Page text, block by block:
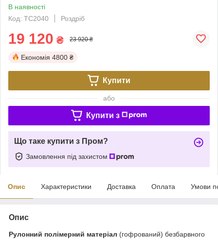
В наявності
Код: TC2040
Роздріб
19 120 ₴ 23 920 ₴
Економія 4800 ₴
Купити
або
Купити з
Що таке купити з Пром?
Замовлення під захистом
Опис Характеристики Доставка Оплата Умови
Опис
Рулонний полімерний матеріал (гофрований) безбарвного